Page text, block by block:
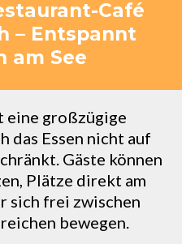
Café
– Entspannt
am See
eine großzügige
das Essen nicht auf
Gäste können
Plätze direkt am
sich frei zwischen
bewegen.